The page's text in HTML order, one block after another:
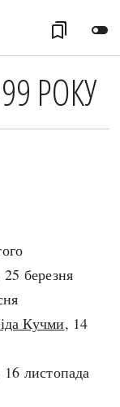
toggle_off
bookmarks
РОКУ
25 березня
Кучми, 14
16 листопада